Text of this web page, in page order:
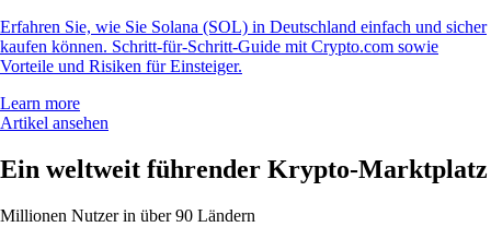
Erfahren Sie, wie Sie Solana (SOL) in Deutschland einfach und sicher
kaufen können. Schritt-für-Schritt-Guide mit Crypto.com sowie
Vorteile und Risiken für Einsteiger.
Learn more
Artikel ansehen
Ein weltweit führender Krypto-Marktplatz
Millionen Nutzer in über 90 Ländern